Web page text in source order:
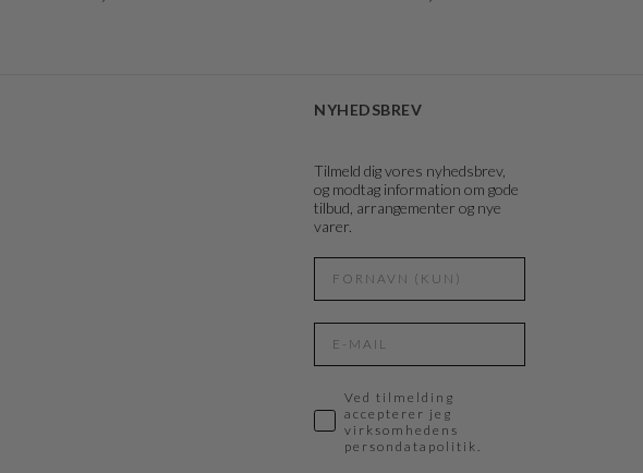
NYHEDSBREV
Tilmeld dig vores nyhedsbrev,
og modtag information om gode
tilbud, arrangementer og nye
varer.
Ved tilmelding
accepterer jeg
virksomhedens
persondatapolitik.